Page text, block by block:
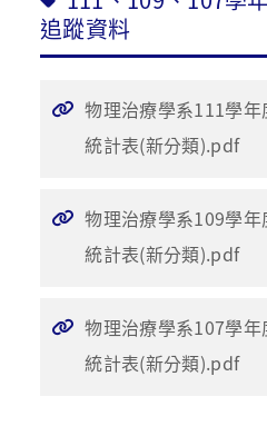
追蹤資料
物理治療學系111學
統計表(新分類).pdf
物理治療學系109學
統計表(新分類).pdf
物理治療學系107學
統計表(新分類).pdf